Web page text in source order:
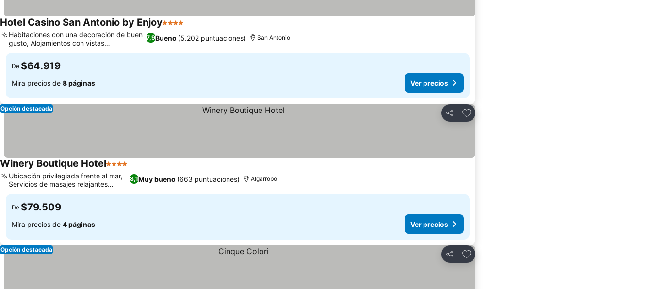
Hotel Casino San Antonio by Enjoy4 Estrellas
7,9Bueno (5.202 puntuaciones)
Habitaciones con una decoración de buen
gusto, Alojamientos con vistas
panorámicas al mar
San Antonio
De $64.919
Mira precios de 8 páginas Ver precios
Compartir
Agregar a favoritos
Opción destacada
Winery Boutique Hotel4 Estrellas
8,1Muy bueno (663 puntuaciones)
Ubicación privilegiada frente al mar,
Servicios de masajes relajantes
disponibles
Algarrobo
De $79.509
Mira precios de 4 páginas Ver precios
Compartir
Agregar a favoritos
Opción destacada